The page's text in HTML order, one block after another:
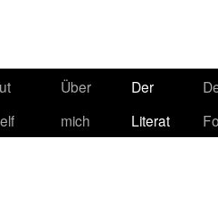
Über
mich
Der
Literat